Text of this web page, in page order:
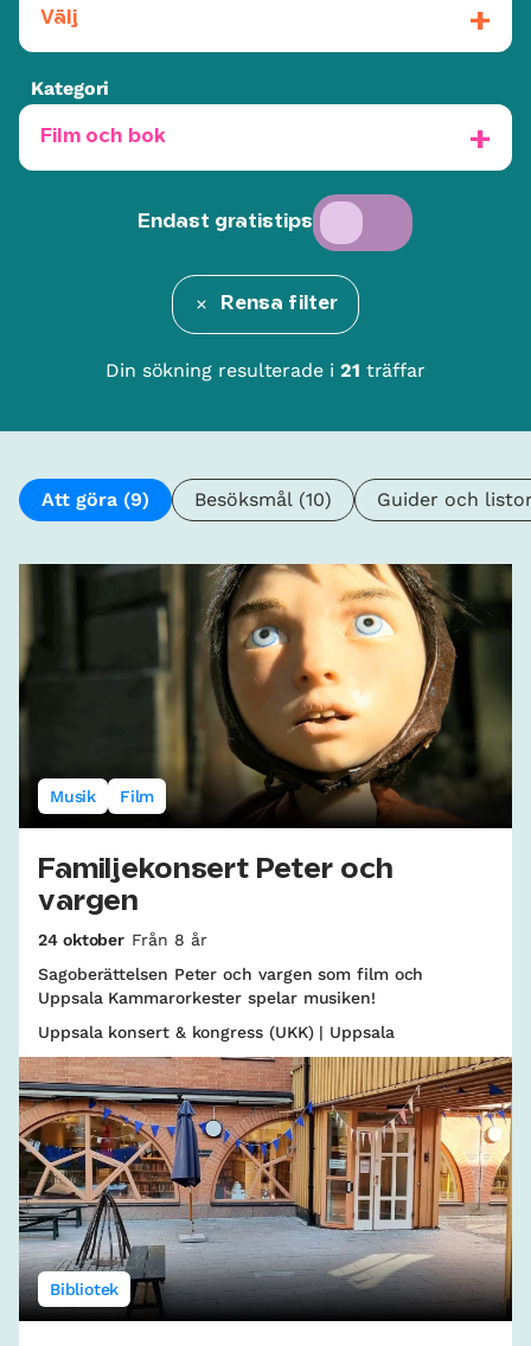
Välj
Kategori
Film och bok
Endast gratistips
Rensa filter
Din sökning resulterade i 21 träffar
Att göra (9) Besöksmål (10) Guider och
Musik Film
Familjekonsert Peter och
vargen
24 oktober Från 8 år
Sagoberättelsen Peter och vargen som film och
Uppsala Kammarorkester spelar musiken!
Uppsala konsert & kongress (UKK) | Uppsala
Bibliotek